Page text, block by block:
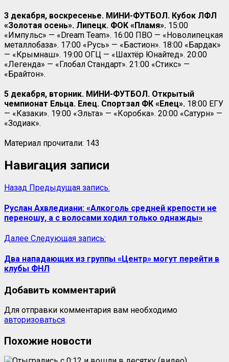
3 декабря, воскресенье. МИНИ-ФУТБОЛ. Кубок ЛФЛ
«Золотая осень». Липецк. ФОК «Пламя». 15:00
«Импульс» — «Dream Team». 16:00 ПВО — «Новолипецкая
металлобаза». 17:00 «Русь» — «Бастион». 18:00 «Бардак»
— «Крымнаш». 19:00 ОГЦ — «Шахтёр Юнайтед». 20:00
«Легенда» — «Глобал Стандарт». 21:00 «Стикс» —
«Брайтон».
5 декабря, вторник. МИНИ-ФУТБОЛ. Открытый
чемпионат Ельца. Елец. Спортзал ФК «Елец». 18:00 ЕГУ
— «Казаки». 19:00 «Эльта» — «Коробка». 20:00 «Сатурн» —
«Зодиак».
Материал прочитали: 143
Навигация записи
Назад Предыдущая запись:
Руслан Ахвледиани: «Алкоголь средней крепости не
переношу, а с волосами ходил только однажды»
Далее Следующая запись:
Два нападающих из группы «Центр» могут перейти в
клубы ФНЛ
Добавить комментарий
Для отправки комментария вам необходимо
авторизоваться.
Похожие новости